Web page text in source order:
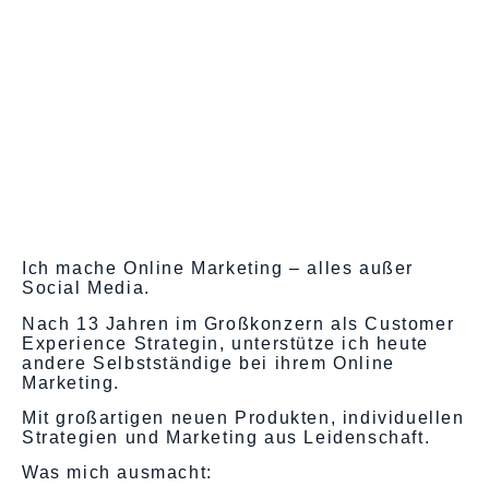
Ich mache Online Marketing – alles außer
Social Media.
Nach 13 Jahren im Großkonzern als Customer
Experience Strategin, unterstütze ich heute
andere Selbstständige bei ihrem Online
Marketing.
Mit großartigen neuen Produkten, individuellen
Strategien und Marketing aus Leidenschaft.
Was mich ausmacht: